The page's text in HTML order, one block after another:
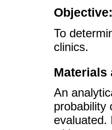
Objective:
To
clinics.
Materials
An
probability
evaluated.